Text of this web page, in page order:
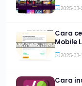
2025-
Cara
Mobile
2025-
Cara